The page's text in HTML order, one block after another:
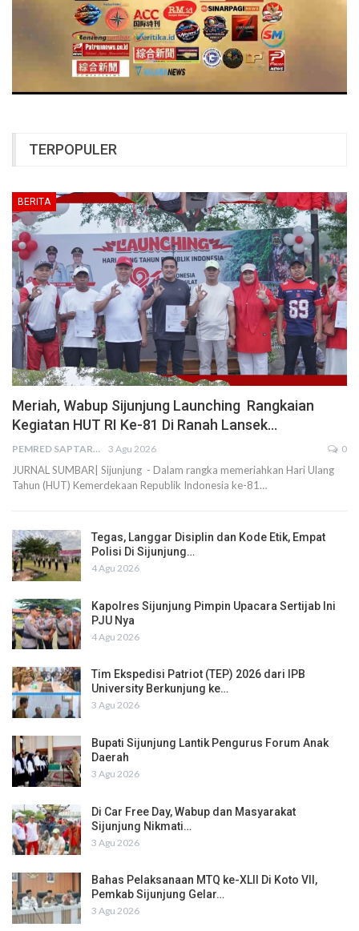
TERPOPULER
BERITA
Meriah, Wabup Sijunjung Launching Rangkaian
Kegiatan HUT RI Ke-81 Di Ranah Lansek…
PEMRED SAPTARIUS 3 Agu 2026 0
JURNAL SUMBAR| Sijunjung - Dalam rangka memeriahkan Hari Ulang
Tahun (HUT) Kemerdekaan Republik Indonesia ke-81…
Tegas, Langgar Disiplin dan Kode Etik, Empat
Polisi Di Sijunjung…
4 Agu 2026
Kapolres Sijunjung Pimpin Upacara Sertijab Ini
PJU Nya
4 Agu 2026
Tim Ekspedisi Patriot (TEP) 2026 dari IPB
University Berkunjung ke…
3 Agu 2026
Bupati Sijunjung Lantik Pengurus Forum Anak
Daerah
3 Agu 2026
Di Car Free Day, Wabup dan Masyarakat
Sijunjung Nikmati…
3 Agu 2026
Bahas Pelaksanaan MTQ ke-XLII Di Koto VII,
Pemkab Sijunjung Gelar…
3 Agu 2026